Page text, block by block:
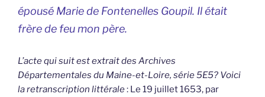
épousé Marie de Fontenelles Goupil. Il était
frère de feu mon père.
L’acte qui suit est extrait des Archives
Départementales du Maine-et-Loire, série 5E5? Voici
la retranscription littérale: Le 19 juillet 1653, par